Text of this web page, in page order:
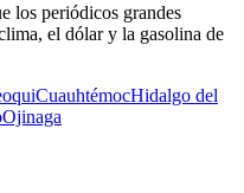
los periódicos grandes
el dólar y la gasolina de
CuauhtémocHidalgo del
Ojinaga